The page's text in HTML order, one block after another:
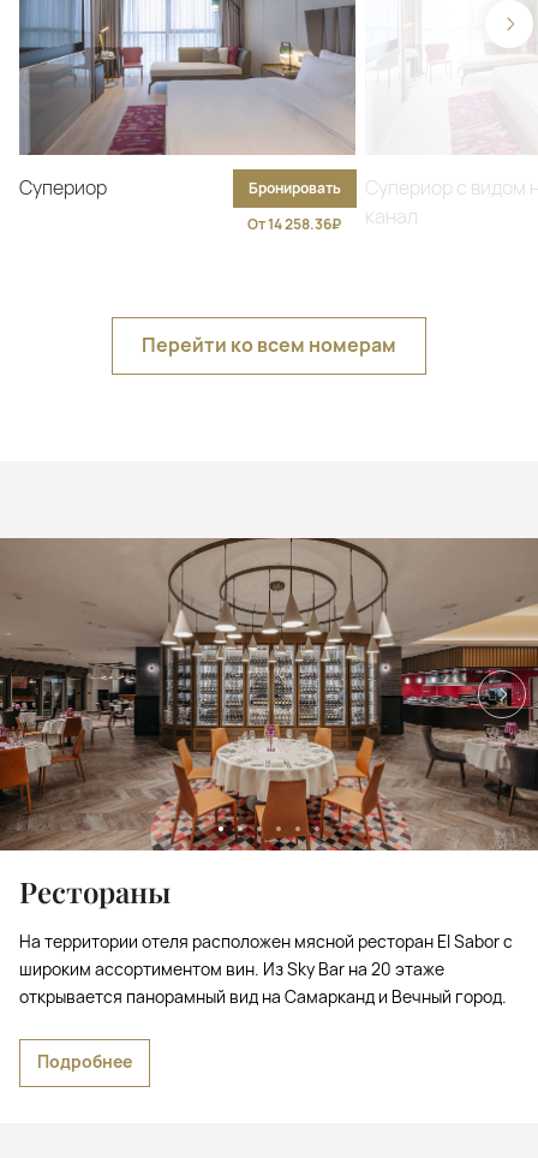
Супериор
Бронировать
От 14 258.36₽
Супериор с видом
канал
Перейти ко всем номерам
Рестораны
На территории отеля расположен мясной ресторан El Sabor с
широким ассортиментом вин. Из Sky Bar на 20 этаже
открывается панорамный вид на Самарканд и Вечный город.
Подробнее